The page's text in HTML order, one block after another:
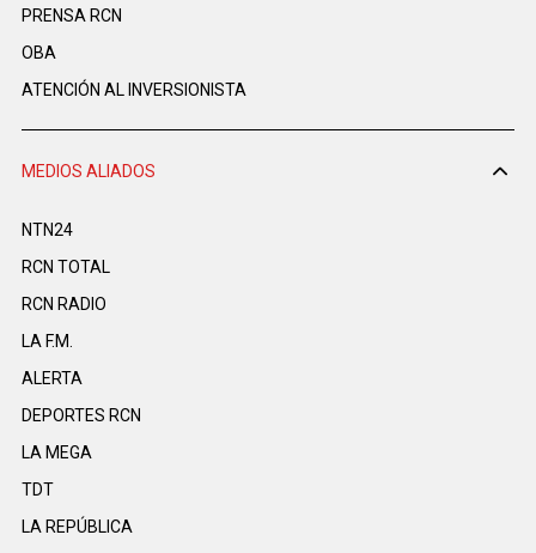
PRENSA RCN
OBA
ATENCIÓN AL INVERSIONISTA
MEDIOS ALIADOS
NTN24
RCN TOTAL
RCN RADIO
LA F.M.
ALERTA
DEPORTES RCN
LA MEGA
TDT
LA REPÚBLICA